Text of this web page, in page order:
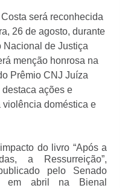
será reconhecida
26 de agosto, durante
de Justiça
menção honrosa na
Prêmio CNJ Juíza
ações e
violência doméstica e
do livro “Após a
a Ressurreição”,
pelo Senado
em abril na Bienal